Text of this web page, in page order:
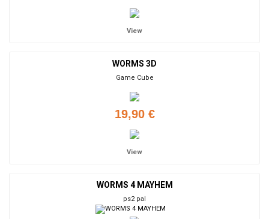
View
WORMS 3D
Game Cube
19,90 €
View
WORMS 4 MAYHEM
ps2 pal